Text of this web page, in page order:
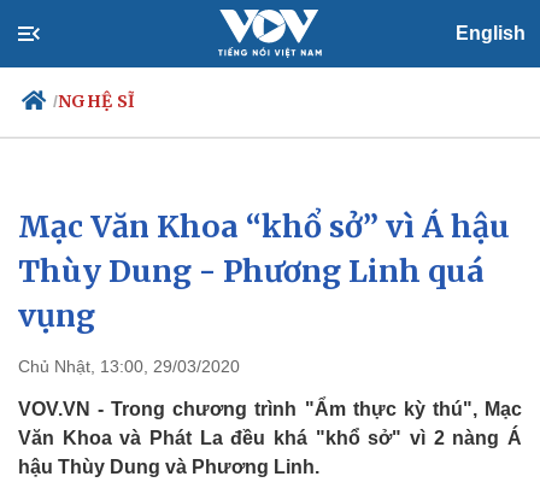
English
/NGHỆ SĨ
Chính trị
Đảng
Tổ chức nhân sự
Quốc hội
Nhận diện sự thật
Xã hội
Tin 24h
Dự báo thời tiết
Mạc Văn Khoa “khổ sở” vì Á hậu
Thùy Dung - Phương Linh quá
vụng
Chủ Nhật, 13:00, 29/03/2020
VOV.VN - Trong chương trình "Ẩm thực kỳ thú", Mạc
Văn Khoa và Phát La đều khá "khổ sở" vì 2 nàng Á
hậu Thùy Dung và Phương Linh.